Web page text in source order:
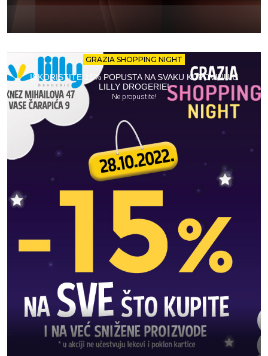
GRAZIA SHOPPING NIGHT
ISKORISTITE 15% POPUSTA NA SVAKU KUPOVINU U
LILLY DROGERIE!
Ne propustite!